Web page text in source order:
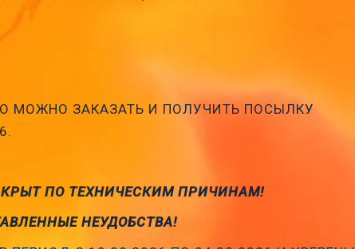
Varistori THT
JAUNĀKIE PRODUKTI
МОЖНО ЗАКАЗАТЬ И ПОЛУЧИТЬ ПОСЫЛКУ
ПО ТЕХНИЧЕСКИМ ПРИЧИНАМ!
НЕУДОБСТВА!